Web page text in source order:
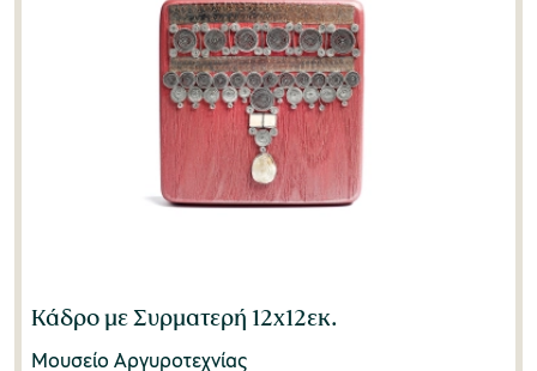
Κάδρο με Συρματερή 12x12εκ.
Μουσείο Αργυροτεχνίας